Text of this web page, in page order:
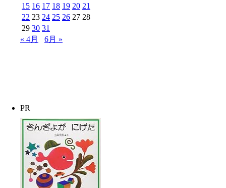
15 16 17 18 19 20 21
22 23 24 25 26 27 28
29 30 31
« 4月
6月 »
PR